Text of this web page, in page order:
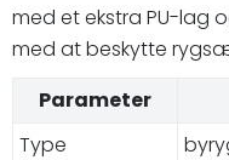
med et ekstra PU-lag
med at beskytte
Parameter
Type